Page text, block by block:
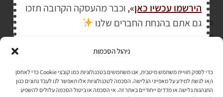
ניהול הסכמות
כדי לספק חוויית משתמש מיטבית, אנו משתמשים בטכנולוגיות כמו קובצי Cookie כדי לאחסן
ו/או לגשת למידע על מאפייני הגלישה. הסכמה לטכנולוגיות אלו תאפשר לנו לעבד נתונים כגון
התנהגות גלישה או מדדים ייחודיים באתר זה. אי הסכמה או ביטול הסכמה עלולים להשפיע
והעומד בתקן אבטחה PCI DSS Level-1
לתקנון האתר»
הירשמו עכשיו כאן»
, וכבר מהעסקה הקרובה תזכו
גם אתם בהנחת החברים שלנו